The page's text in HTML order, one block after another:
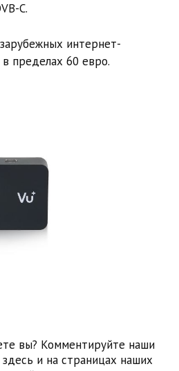
C.
интернет-
в пределах 60 евро.
вы? Комментируйте наши
и на страницах наших